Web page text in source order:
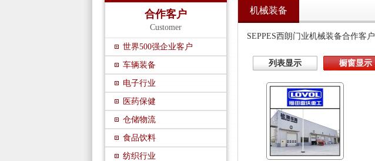
合作客户
Customer
世界500强企业客户
车辆装备
电子行业
医药保健
仓储物流
食品饮料
纺织行业
机械装备
SEPPES西朗门业机械装备合作客户
列表显示 橱窗显示